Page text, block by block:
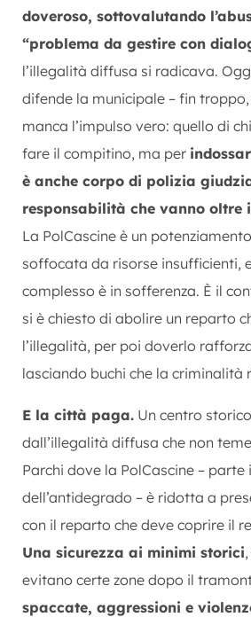
doveroso, sottovalutando
“problema da gestire con
l’illegalità diffusa si radicava.
difende la municipale – fin
manca l’impulso vero: quello di
fare il compitino, ma per
è anche corpo di polizia
responsabilità che vanno oltre
La PolCascine è un
soffocata da risorse insufficienti,
complesso è in sofferenza. È il
si è chiesto di abolire un reparto
l’illegalità, per poi doverlo
lasciando buchi che la criminalità
E la città paga. Un centro
dall’illegalità diffusa che non
Parchi dove la PolCascine –
dell’antidegrado – è ridotta a
con il reparto che deve coprire il
Una sicurezza ai minimi storici
evitano certe zone dopo il
spaccate, aggressioni e